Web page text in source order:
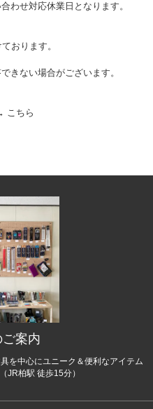
わせ対応休業日となります。
おります。
きない場合がございます。
こちら
案内
を中心にユニーク＆便利なアイテム
JR柏駅 徒歩15分）